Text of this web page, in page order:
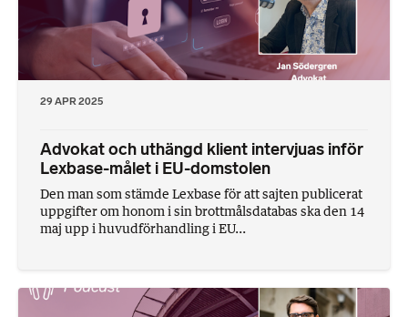
29 APR 2025
Advokat och uthängd klient intervjuas inför
Lexbase-målet i EU-domstolen
Den man som stämde Lexbase för att sajten publicerat
uppgifter om honom i sin brottmålsdatabas ska den 14
maj upp i huvudförhandling i EU...